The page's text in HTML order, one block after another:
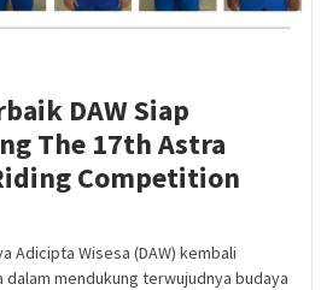
DAW Siap
The 17th Astra
Competition
Adicipta Wisesa (DAW) kembali
mendukung terwujudnya budaya